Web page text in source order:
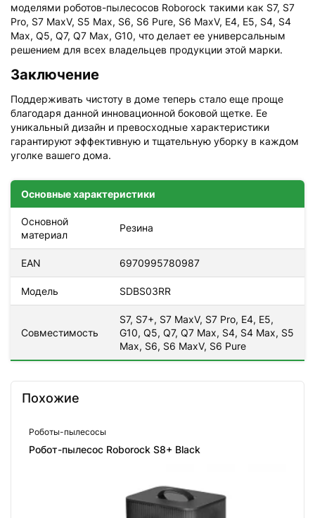
моделями роботов-пылесосов Roborock такими как S7, S7
Pro, S7 MaxV, S5 Max, S6, S6 Pure, S6 MaxV, E4, E5, S4, S4
Max, Q5, Q7, Q7 Max, G10, что делает ее универсальным
решением для всех владельцев продукции этой марки.
Заключение
Поддерживать чистоту в доме теперь стало еще проще
благодаря данной инновационной боковой щетке. Ее
уникальный дизайн и превосходные характеристики
гарантируют эффективную и тщательную уборку в каждом
уголке вашего дома.
Основные характеристики
Основной
материал
Резина
EAN 6970995780987
Модель SDBS03RR
Совместимость
S7, S7+, S7 MaxV, S7 Pro, E4, E5,
G10, Q5, Q7, Q7 Max, S4, S4 Max, S5
Max, S6, S6 MaxV, S6 Pure
Похожие
Роботы-пылесосы
Робот-пылесос Roborock S8+ Black